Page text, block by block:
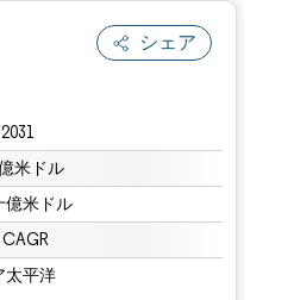
シェア
米ドル
億米ドル
CAGR
太平洋